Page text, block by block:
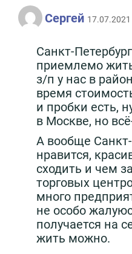
Сергей 17.07.2021
Санкт-
приемлемо
з/п у нас в
время
и пробки есть,
в Москве, но
А вообще
нравится,
сходить и чем
торговых
много
не особо
получается на
жить можно.